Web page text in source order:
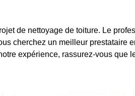
de nettoyage de toiture. Le
cherchez un meilleur prestataire
expérience, rassurez-vous que